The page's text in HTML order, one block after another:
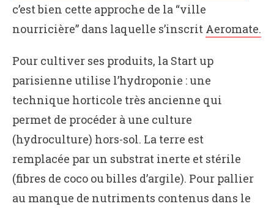
c’est bien cette approche de la “ville
nourricière” dans laquelle s’inscrit Aeromate.
Pour cultiver ses produits, la Start up
parisienne utilise l’hydroponie : une
technique horticole très ancienne qui
permet de procéder à une culture
(hydroculture) hors-sol. La terre est
remplacée par un substrat inerte et stérile
(fibres de coco ou billes d’argile). Pour pallier
au manque de nutriments contenus dans le